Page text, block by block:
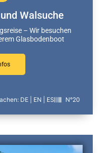
Walsuche
– Wir besuchen
Glasbodenboot
DE | EN | ES N°20